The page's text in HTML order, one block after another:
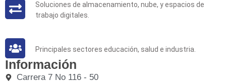
Soluciones de almacenamiento, nube, y espacios de
trabajo digitales.
Principales sectores educación, salud e industria.
Información
Carrera 7 No 116 - 50